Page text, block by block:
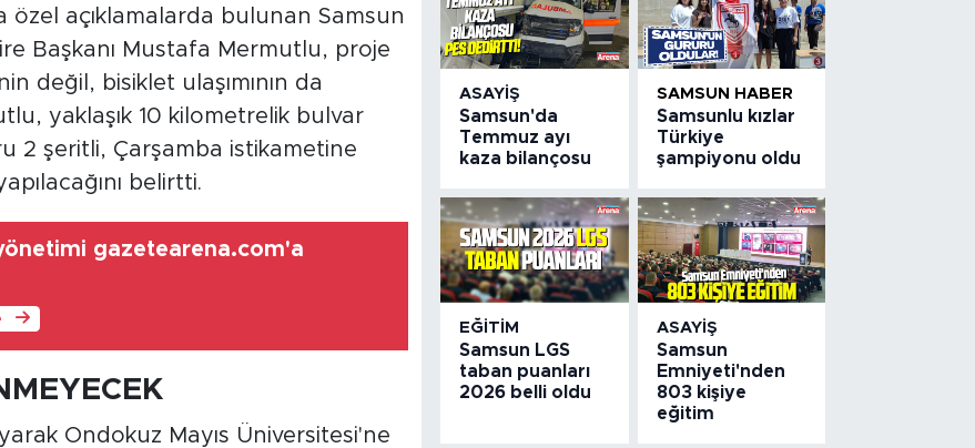
özel açıklamalarda bulunan Samsun
Başkanı Mustafa Mermutlu, proje
değil, bisiklet ulaşımının da
yaklaşık 10 kilometrelik bulvar
2 şeritli, Çarşamba istikametine
belirtti.
gazetearena.com'a
Ondokuz Mayıs Üniversitesi'ne
ASAYIŞ
Samsun'da
Temmuz ayı
kaza bilançosu
SAMSUN HABER
Samsunlu kızlar
Türkiye
şampiyonu oldu
EĞITIM
Samsun LGS
taban puanları
2026 belli oldu
ASAYIŞ
Samsun
Emniyeti'nden
803 kişiye
eğitim